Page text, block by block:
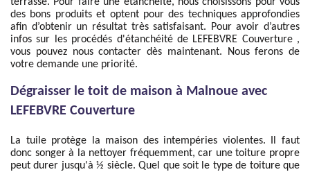
des bons produits et optent pour des techniques approfondies
afin d’obtenir un résultat très satisfaisant. Pour avoir d’autres
infos sur les procédés d'étanchéité de LEFEBVRE Couverture ,
vous pouvez nous contacter dès maintenant. Nous ferons de
votre demande une priorité.
Dégraisser le toit de maison à Malnoue avec
LEFEBVRE Couverture
La tuile protège la maison des intempéries violentes. Il faut
donc songer à la nettoyer fréquemment, car une toiture propre
peut durer jusqu'à ½ siècle. Quel que soit le type de toiture que